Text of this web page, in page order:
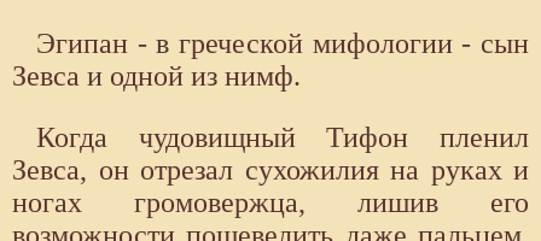
Эгипан - в греческой мифологии - сын
Зевса и одной из нимф.
Ког­да чудовищный Тифон пленил
Зевса, он отрезал сухожилия на руках и
но­гах громовержца, лишив его